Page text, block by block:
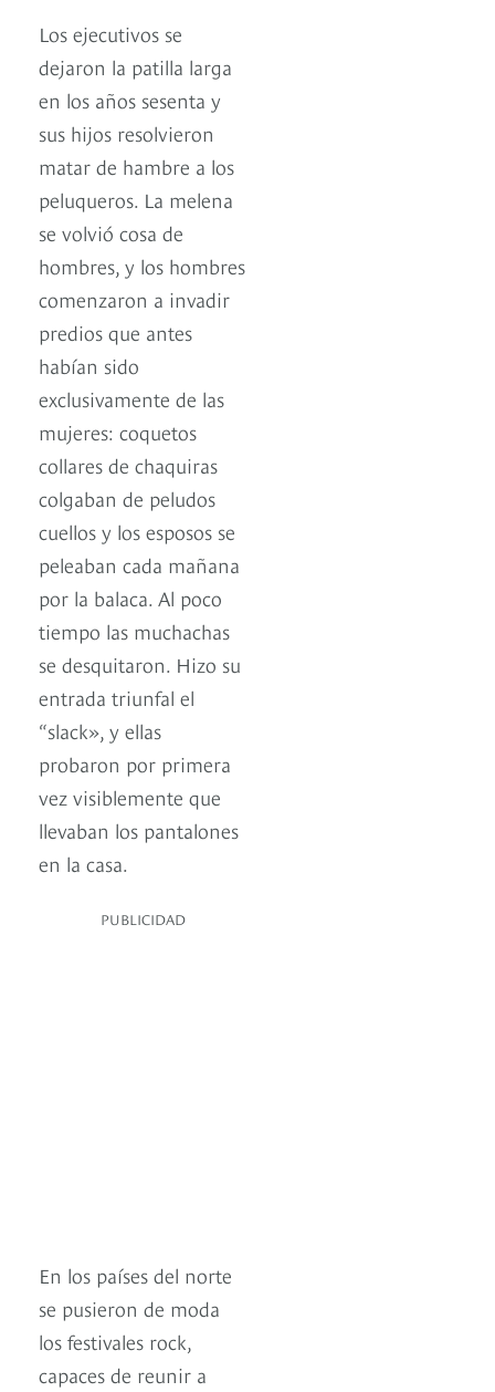
Los ejecutivos se
dejaron la patilla larga
en los años sesenta y
sus hijos resolvieron
matar de hambre a los
peluqueros. La melena
se volvió cosa de
hombres, y los hombres
comenzaron a invadir
predios que antes
habían sido
exclusivamente de las
mujeres: coquetos
collares de chaquiras
colgaban de peludos
cuellos y los esposos se
peleaban cada mañana
por la balaca. Al poco
tiempo las muchachas
se desquitaron. Hizo su
entrada triunfal el
“slack», y ellas
probaron por primera
vez visiblemente que
llevaban los pantalones
en la casa.
PUBLICIDAD
En los países del norte
se pusieron de moda
los festivales rock,
capaces de reunir a